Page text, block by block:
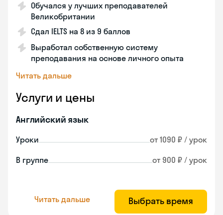
Обучался у лучших преподавателей
Великобритании
Сдал IELTS на 8 из 9 баллов
Выработал собственную систему
преподавания на основе личного опыта
Читать дальше
Услуги и цены
Английский язык
Уроки от 1090 ₽ / урок
В группе от 900 ₽ / урок
Читать дальше Выбрать время